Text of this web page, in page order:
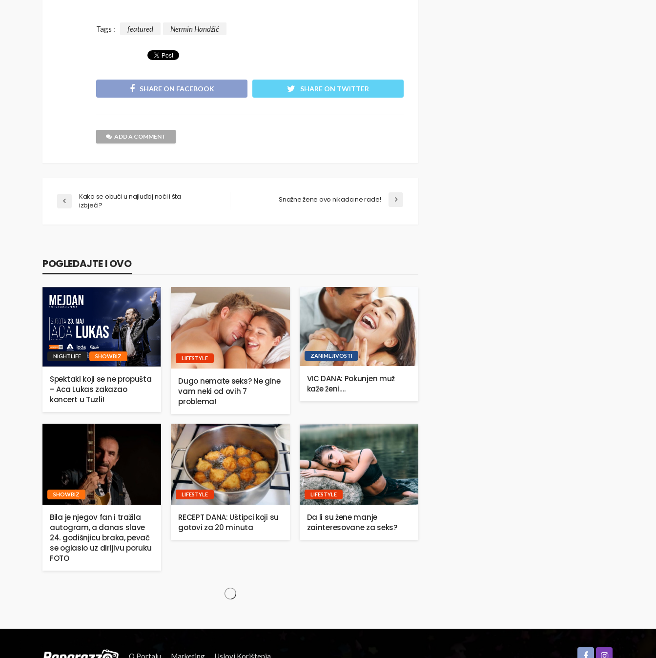
Tags : featured Nermin Handžić
SHARE ON FACEBOOK SHARE ON TWITTER
ADD A COMMENT
Kako se obući u najluđoj noći i šta
izbjeći?
Snažne žene ovo nikada ne rade!
POGLEDAJTE I OVO
NIGHTLIFE SHOWBIZ
Spektakl koji se ne propušta
– Aca Lukas zakazao
koncert u Tuzli!
LIFESTYLE
Dugo nemate seks? Ne gine
vam neki od ovih 7
problema!
ZANIMLJIVOSTI
VIC DANA: Pokunjen muž
kaže ženi….
SHOWBIZ
Bila je njegov fan i tražila
autogram, a danas slave
24. godišnjicu braka, pevač
se oglasio uz dirljivu poruku
FOTO
LIFESTYLE
RECEPT DANA: Uštipci koji su
gotovi za 20 minuta
LIFESTYLE
Da li su žene manje
zainteresovane za seks?